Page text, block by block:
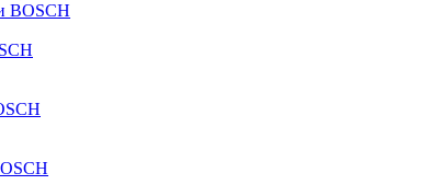
BOSCH